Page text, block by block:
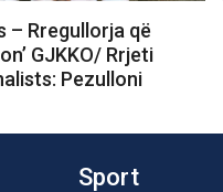
– Rregullorja që
GJKKO/ Rrjeti
Pezulloni
Sport